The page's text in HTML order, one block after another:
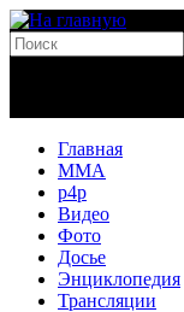
Главная
MMA
p4p
Видео
Фото
Досье
Энциклопедия
Трансляции